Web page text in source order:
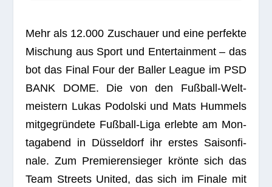
Mehr als 12.000 Zuschauer und eine per­fekte
Mischung aus Sport und Enter­tain­ment – das
bot das Final Four der Bal­ler League im PSD
BANK DOME. Die von den Fuß­ball-Welt­
meis­tern Lukas Podol­ski und Mats Hum­mels
mit­ge­grün­dete Fuß­ball-Liga erlebte am Mon­
tag­abend in Düs­sel­dorf ihr ers­tes Sai­son­fi­
nale. Zum Pre­mie­ren­sie­ger krönte sich das
Team Streets United, das sich im Finale mit